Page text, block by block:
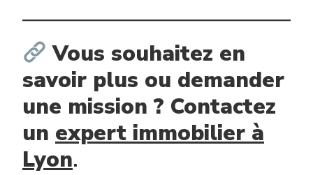
Vous souhaitez en
savoir plus ou demander
une mission ? Contactez
un expert immobilier à
Lyon.